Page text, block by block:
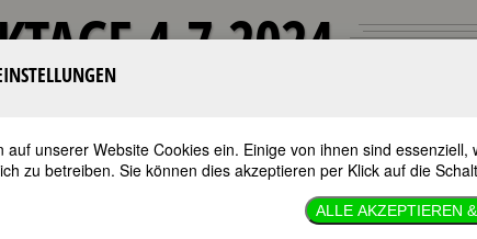
4.7.2024
Wechsel - die aktuellen Gedenktage bedeutender Frauen.
über kommende Gedenktage informieren wollen, empfehlen wir
35
auf unserer Website Cookies ein. Einige von ihnen sind
zu betreiben. Sie können dies akzeptieren per Klick auf die
ALLE AKZEPTIEREN &